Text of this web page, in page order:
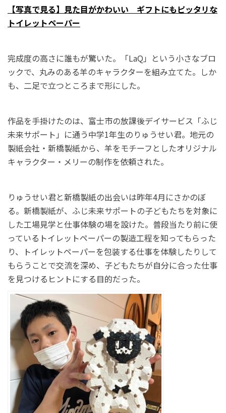
【写真で見る】見た目がかわいい ギフトにもピッタリな
トイレットペーパー
完成度の高さに誰もが驚いた。「LaQ」という小さなブロ
ックで、丸みのある羊のキャラクターを組み立てた。しか
も、二足で立つところまで形にした。
作品を手掛けたのは、富士市の放課後デイサービス「ふじ
未来サポート」に通う中学1年生のりゅうせい君。地元の
製紙会社・新橋製紙から、羊をモチーフとしたオリジナル
キャラクター・メリーの制作を依頼された。
りゅうせい君と新橋製紙の出会いは昨年4月にさかのぼ
る。新橋製紙が、ふじ未来サポートの子どもたちを対象に
した工場見学と仕事体験の場を設けた。普段当たり前に使
っているトイレットペーパーの製造工程を知ってもらった
り、トイレットペーパーを包装する仕事を体験したりして
もらうことで交流を深め、子どもたちが自分に合った仕事
を見つけるヒントにする目的だった。